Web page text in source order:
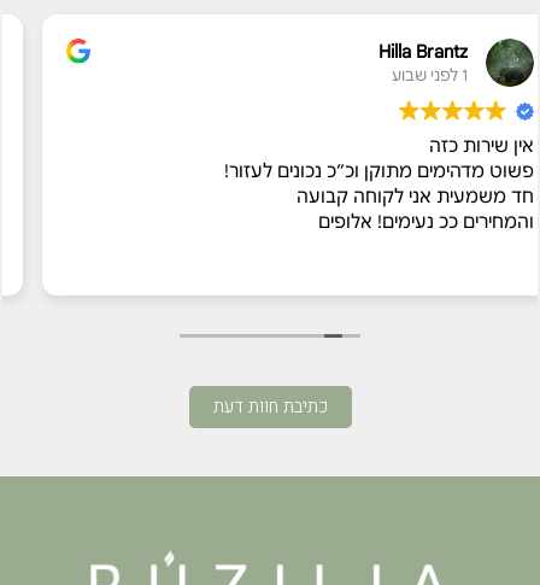
PINTO
וכ״כ נכונים לעזור!
קבועה
אלופים
כתיבת חוות דעת